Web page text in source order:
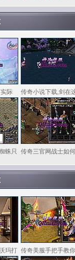
际 传奇小说下载,剑在
蛛只 传奇三官网战士如
玛打 传奇美服手把手教